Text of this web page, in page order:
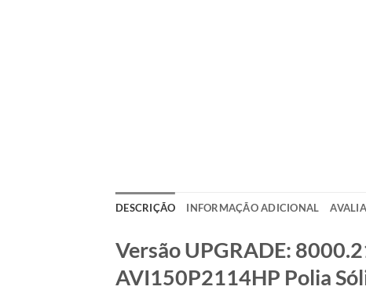
DESCRIÇÃO INFORMAÇÃO ADICIONAL
Versão UPGRADE:
AVI150P2114HP Polia